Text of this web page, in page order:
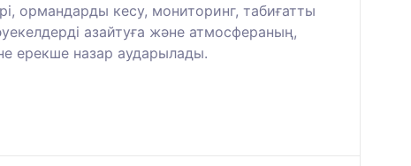
ормандарды кесу, мониторинг, табиғатты
азайтуға және атмосфераның,
ерекше назар аударылады.